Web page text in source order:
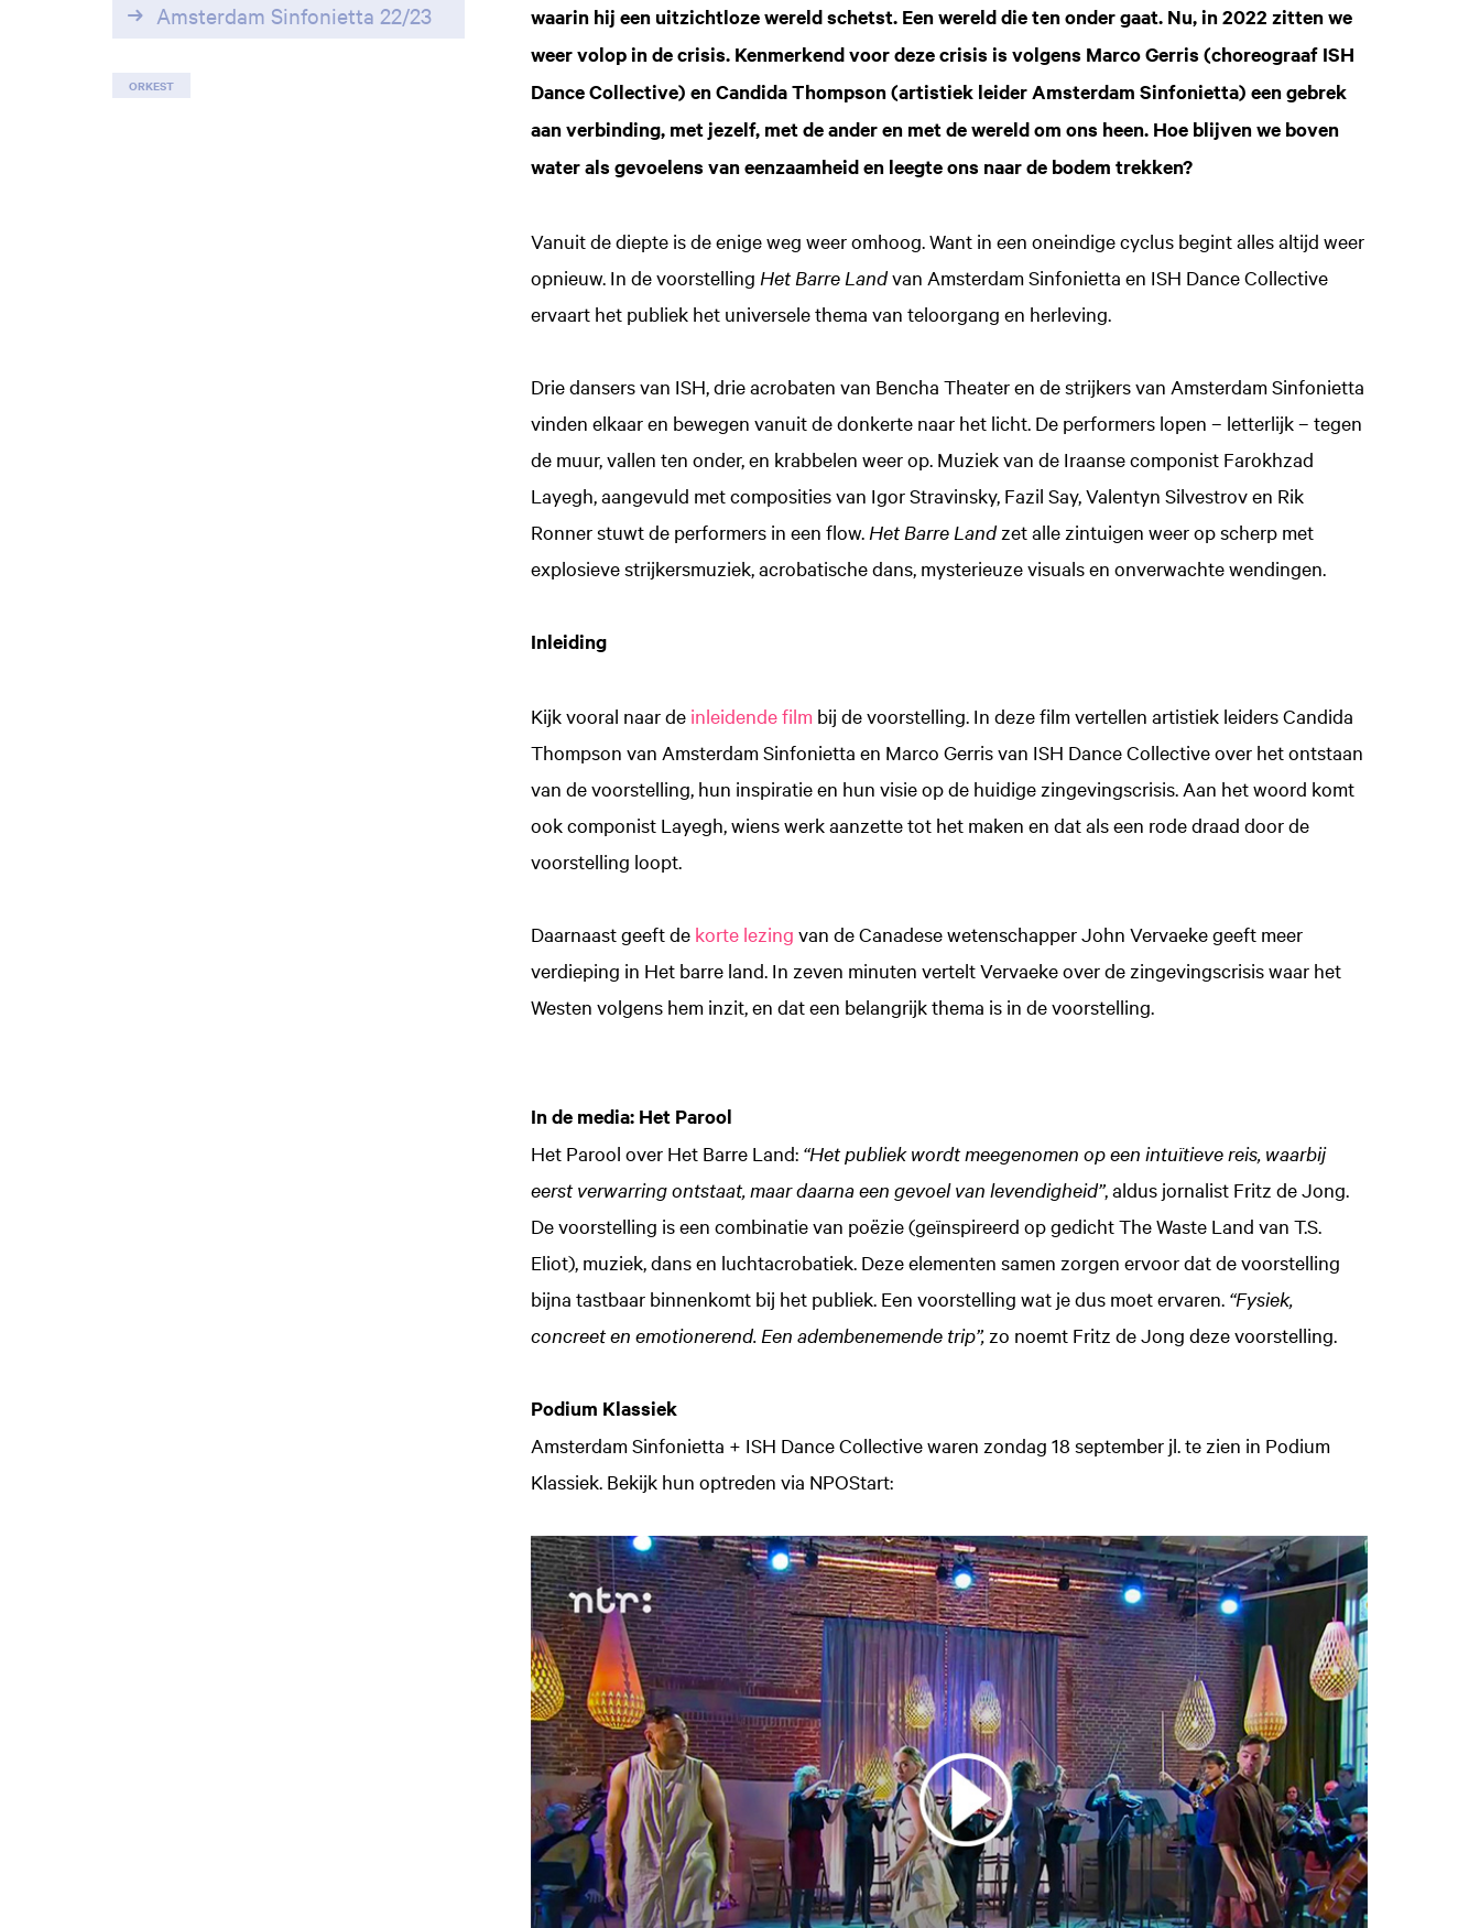
waarin hij een uitzichtloze wereld schetst. Een wereld die ten onder gaat. Nu, in 2022 zitten we
weer volop in de crisis. Kenmerkend voor deze crisis is volgens Marco Gerris (choreograaf ISH
Dance Collective) en Candida Thompson (artistiek leider Amsterdam Sinfonietta) een gebrek
aan verbinding, met jezelf, met de ander en met de wereld om ons heen. Hoe blijven we boven
water als gevoelens van eenzaamheid en leegte ons naar de bodem trekken?
Vanuit de diepte is de enige weg weer omhoog. Want in een oneindige cyclus begint alles altijd weer
opnieuw. In de voorstelling Het Barre Landvan Amsterdam Sinfonietta en ISH Dance Collective
ervaart het publiek het universele thema van teloorgang en herleving.
Drie dansers van ISH, drie acrobaten van Bencha Theater en de strijkers van Amsterdam Sinfonietta
vinden elkaar en bewegen vanuit de donkerte naar het licht. De performers lopen – letterlijk – tegen
de muur, vallen ten onder, en krabbelen weer op. Muziek van de Iraanse componist Farokhzad
Layegh, aangevuld met composities van Igor Stravinsky, Fazil Say, Valentyn Silvestrov en Rik
Ronner stuwt de performers in een flow. Het Barre Landzet alle zintuigen weer op scherp met
explosieve strijkersmuziek, acrobatische dans, mysterieuze visuals en onverwachte wendingen.
Inleiding
Kijk vooral naar de inleidende filmbij de voorstelling. In deze film vertellen artistiek leiders Candida
Thompson van Amsterdam Sinfonietta en Marco Gerris van ISH Dance Collective over het ontstaan
van de voorstelling, hun inspiratie en hun visie op de huidige zingevingscrisis. Aan het woord komt
ook componist Layegh, wiens werk aanzette tot het maken en dat als een rode draad door de
voorstelling loopt.
Daarnaast geeft de korte lezing van de Canadese wetenschapper John Vervaeke geeft meer
verdieping in Het barre land. In zeven minuten vertelt Vervaeke over de zingevingscrisis waar het
Westen volgens hem inzit, en dat een belangrijk thema is in de voorstelling.
In de media: Het Parool
Het Parool over Het Barre Land: “Het publiek wordt meegenomen op een intuïtieve reis, waarbij
eerst verwarring ontstaat, maar daarna een gevoel van levendigheid”, aldus jornalist Fritz de Jong.
De voorstelling is een combinatie van poëzie (geïnspireerd op gedicht The Waste Land van T.S.
Eliot), muziek, dans en luchtacrobatiek. Deze elementen samen zorgen ervoor dat de voorstelling
bijna tastbaar binnenkomt bij het publiek. Een voorstelling wat je dus moet ervaren. “Fysiek,
concreet en emotionerend. Een adembenemende trip”, zo noemt Fritz de Jong deze voorstelling.
Podium Klassiek
Amsterdam Sinfonietta + ISH Dance Collective waren zondag 18 september jl. te zien in Podium
Klassiek. Bekijk hun optreden via NPOStart:
Amsterdam Sinfonietta 22/23
ORKEST